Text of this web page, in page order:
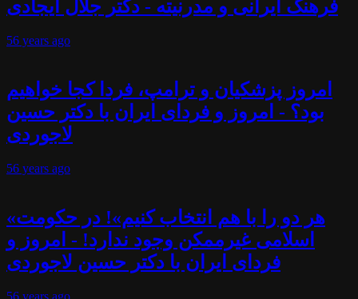
فرهنگ ایرانی و مدرنیته - دکتر جلال ایجادی
56 years ago
امروز پزشکیان و ترامپ، فردا کجا خواهیم
بود؟ - امروز و فردای ایران با دکتر حسین
لاجوردی
56 years ago
«هر دو را با هم انتخاب کنیم»! در حکومت
اسلامی غیرممکن وجود ندارد! - امروز و
فردای ایران با دکتر حسین لاجوردی
56 years ago